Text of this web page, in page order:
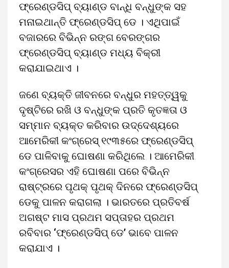
ଫ୍ରେଣ୍ଡସିପ୍ ବ୍ୟାଣ୍ଡ ବାନ୍ଧି ବନ୍ଧୁଙ୍କ ସହ
ମନାଇଥାନ୍ତି ଫ୍ରେଣ୍ଡସିପ୍ ଡେ । ଏଥିପାଇଁ
ବଜାରରେ ବିଭିନ୍ନ ରଙ୍ଗ ବେରଙ୍ଗର
ଫ୍ରେଣ୍ଡସିପ୍ ବ୍ୟାଣ୍ଡ ମଧ୍ୟ ବିକ୍ରୀ
କରାଯାଇଥାଏ ।
ଜଣେ ବ୍ୟକ୍ତି ଜୀବନରେ ବନ୍ଧୁର ମହତ୍ତ୍ୱକୁ
ଦୃଷ୍ଟିରେ ରଖି ଓ ବନ୍ଧୁଙ୍କ ପ୍ରତି କୃତଜ୍ଞତା ଓ
ସମ୍ମାନ ବ୍ୟକ୍ତ କରିବାର ଉଦ୍ଦେଶ୍ୟରେ
ଆମେରିକୀ କଂଗ୍ରେସ୍ ୧୯୩୫ରେ ଫ୍ରେଣ୍ଡସିପ୍
ଡେ ପାଳିବାକୁ ଘୋଷଣା କରିଥିଲେ । ଆମେରିକୀ
କଂଗ୍ରେସର ଏହି ଘୋଷଣା ପରେ ବିଭିନ୍ନ
ରାଷ୍ଟ୍ରରେ ପୃଥକ୍ ପୃଥକ୍ ଦିନରେ ଫ୍ରେଣ୍ଡସିପ୍
ଡେକୁ ପାଳନ କରାଗଲା । ଭାରତରେ ପ୍ରତିବର୍ଷ
ଅଗଷ୍ଟ ମାସ ପ୍ରଥମ ସପ୍ତାହର ପ୍ରଥମ
ରବିବାର ‘ଫ୍ରେଣ୍ଡସିପ୍ ଡେ’ ଭାବେ ପାଳନ
କରାଯାଏ ।